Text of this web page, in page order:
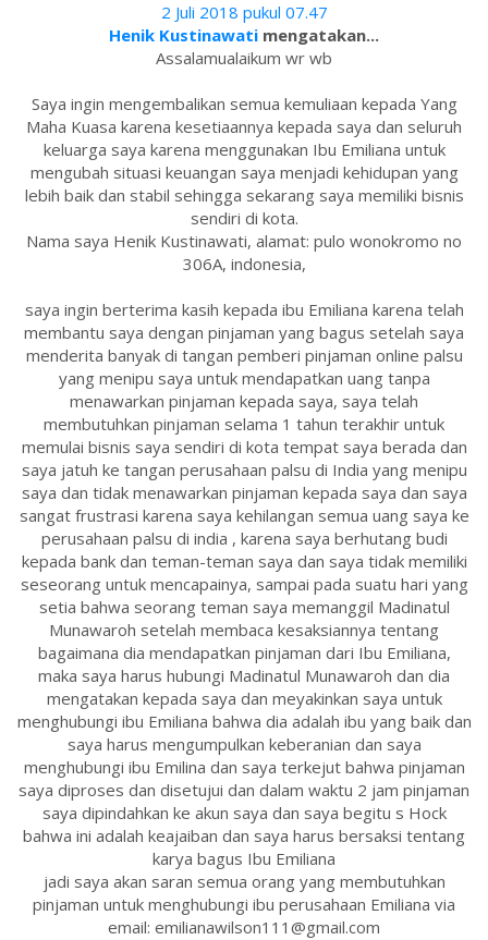
2 Juli 2018 pukul 07.47
Henik Kustinawati mengatakan...
Assalamualaikum wr wb
Saya ingin mengembalikan semua kemuliaan kepada Yang
Maha Kuasa karena kesetiaannya kepada saya dan seluruh
keluarga saya karena menggunakan Ibu Emiliana untuk
mengubah situasi keuangan saya menjadi kehidupan yang
lebih baik dan stabil sehingga sekarang saya memiliki bisnis
sendiri di kota.
Nama saya Henik Kustinawati, alamat: pulo wonokromo no
306A, indonesia,
saya ingin berterima kasih kepada ibu Emiliana karena telah
membantu saya dengan pinjaman yang bagus setelah saya
menderita banyak di tangan pemberi pinjaman online palsu
yang menipu saya untuk mendapatkan uang tanpa
menawarkan pinjaman kepada saya, saya telah
membutuhkan pinjaman selama 1 tahun terakhir untuk
memulai bisnis saya sendiri di kota tempat saya berada dan
saya jatuh ke tangan perusahaan palsu di India yang menipu
saya dan tidak menawarkan pinjaman kepada saya dan saya
sangat frustrasi karena saya kehilangan semua uang saya ke
perusahaan palsu di india , karena saya berhutang budi
kepada bank dan teman-teman saya dan saya tidak memiliki
seseorang untuk mencapainya, sampai pada suatu hari yang
setia bahwa seorang teman saya memanggil Madinatul
Munawaroh setelah membaca kesaksiannya tentang
bagaimana dia mendapatkan pinjaman dari Ibu Emiliana,
maka saya harus hubungi Madinatul Munawaroh dan dia
mengatakan kepada saya dan meyakinkan saya untuk
menghubungi ibu Emiliana bahwa dia adalah ibu yang baik dan
saya harus mengumpulkan keberanian dan saya
menghubungi ibu Emilina dan saya terkejut bahwa pinjaman
saya diproses dan disetujui dan dalam waktu 2 jam pinjaman
saya dipindahkan ke akun saya dan saya begitu s Hock
bahwa ini adalah keajaiban dan saya harus bersaksi tentang
karya bagus Ibu Emiliana
jadi saya akan saran semua orang yang membutuhkan
pinjaman untuk menghubungi ibu perusahaan Emiliana via
email: emilianawilson111@gmail.com